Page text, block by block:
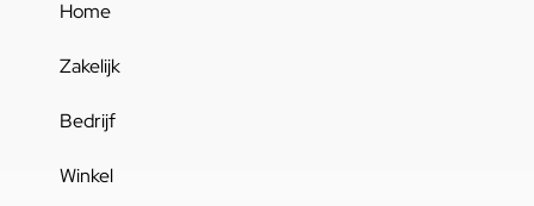
Home
Zakelijk
Bedrijf
Winkel